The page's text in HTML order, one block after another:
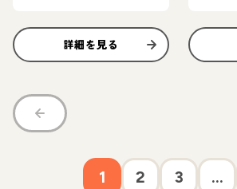
詳細を見る
1 2 3 ...